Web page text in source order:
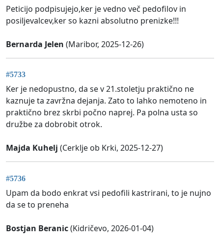
Peticijo podpisujejo,ker je vedno več pedofilov in
posiljevalcev,ker so kazni absolutno prenizke!!!
Bernarda Jelen (Maribor, 2025-12-26)
#5733
Ker je nedopustno, da se v 21.stoletju praktično ne
kaznuje ta zavržna dejanja. Zato to lahko nemoteno in
praktično brez skrbi počno naprej. Pa polna usta so
družbe za dobrobit otrok.
Majda Kuhelj (Cerklje ob Krki, 2025-12-27)
#5736
Upam da bodo enkrat vsi pedofili kastrirani, to je nujno
da se to preneha
Bostjan Beranic(Kidričevo, 2026-01-04)